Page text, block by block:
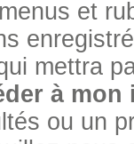
et
mettra
à
ou un